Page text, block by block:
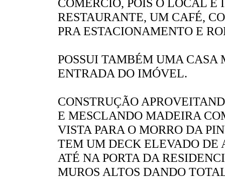
RESTAURANTE, UM CAFÉ,
PRA ESTACIONAMENTO E
POSSUI TAMBÉM UMA CASA
ENTRADA DO IMÓVEL.
CONSTRUÇÃO
E MESCLANDO MADEIRA
VISTA PARA O MORRO DA
TEM UM DECK ELEVADO DE
ATÉ NA PORTA DA
MUROS ALTOS DANDO